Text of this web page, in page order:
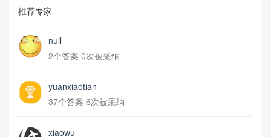
推荐专家
null
2个答案 0次被采纳
yuanxiaotian
37个答案 6次被采纳
xiaowu